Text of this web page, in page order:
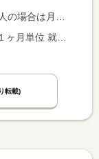
間額を表示しています。
転載)